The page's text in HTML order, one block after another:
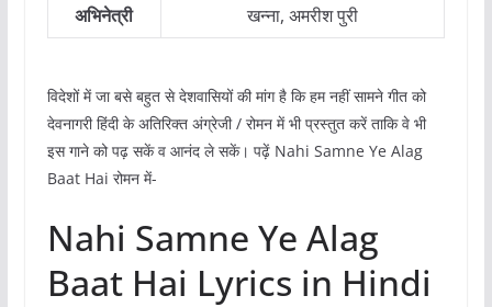
अभिनेत्री खन्ना, अमरीश पुरी
विदेशों में जा बसे बहुत से देशवासियों की मांग है कि हम नहीं सामने गीत को
देवनागरी हिंदी के अतिरिक्त अंग्रेजी / रोमन में भी प्रस्तुत करें ताकि वे भी
इस गाने को पढ़ सकें व आनंद ले सकें। पढ़ें Nahi Samne Ye Alag
Baat Hai रोमन में-
Nahi Samne Ye Alag
Baat Hai Lyrics in Hindi